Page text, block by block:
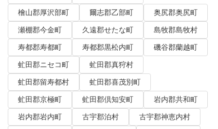
檜山郡厚沢部町
爾志郡乙部町
奥尻郡奥尻町
瀬棚郡今金町
久遠郡せたな町
島牧郡島牧村
寿都郡寿都町
寿都郡黒松内町
磯谷郡蘭越町
虻田郡ニセコ町
虻田郡真狩村
虻田郡留寿都村
虻田郡喜茂別町
虻田郡京極町
虻田郡倶知安町
岩内郡共和町
岩内郡岩内町
古宇郡泊村
古宇郡神恵内村